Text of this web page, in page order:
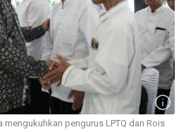
mengukuhkan pengurus LPTQ dan Rois